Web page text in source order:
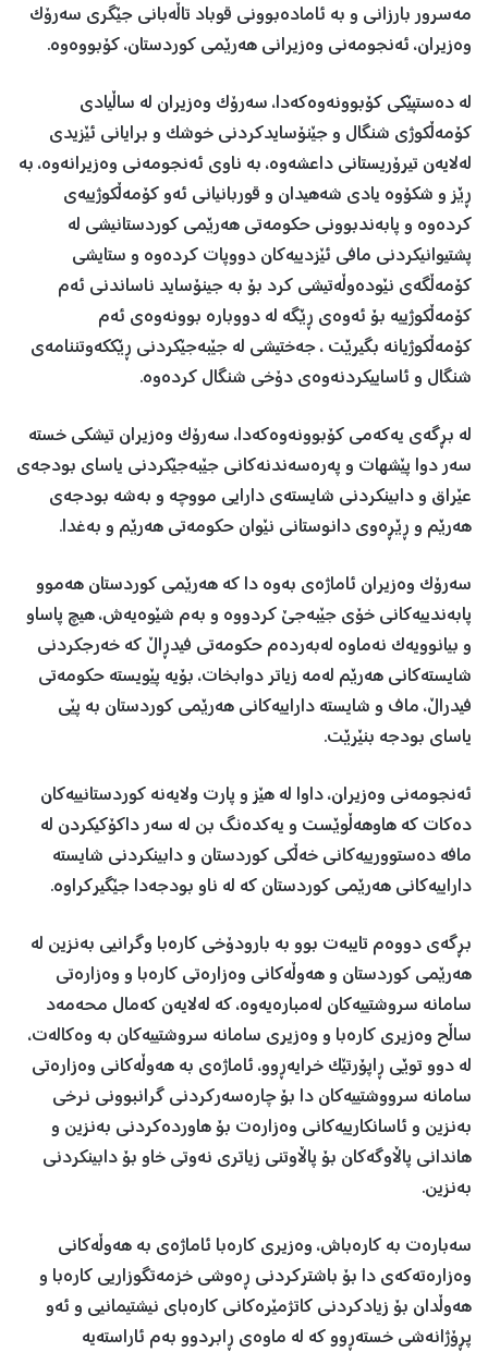
مەسرور بارزانی و بە ئامادەبوونی قوباد تاڵەبانی جێگری سەرۆک
وەزیران، ئەنجومەنی وەزیرانی هەرێمی کوردستان، کۆبووەوە.
لە دەستپێکی کۆبوونەوەکەدا، سەرۆک وەزیران لە ساڵیادی
کۆمەڵکوژی شنگال و جێنۆسایدکردنی خوشک و برایانی ئێزیدی
لەلایەن تیرۆریستانی داعشەوە، بە ناوی ئەنجومەنی وەزیرانەوە، بە
ڕێز و شکۆوە یادی شەهیدان و قوربانیانی ئەو کۆمەڵکوژییەی
کردەوە و پابەندبوونی حکومەتی هەرێمی کوردستانیشی لە
پشتیوانیکردنی مافی ئێزدییەکان دووپات کردەوە و ستایشی
کۆمەڵگەی نێودەوڵەتیشی کرد بۆ بە جینۆساید ناساندنی ئەم
کۆمەڵکوژییە بۆ ئەوەی ڕێگە لە دووبارە بوونەوەی ئەم
کۆمەڵکوژیانە بگیرێت ، جەختیشی لە جێبەجێکردنی ڕێککەوتننامەی
شنگال و ئاساییکردنەوەی دۆخی شنگال کردەوە.
لە بڕگەی یەکەمی کۆبوونەوەکەدا، سەرۆک وەزیران تیشکی خستە
سەر دوا پێشهات و پەرەسەندنەکانی جێبەجێکردنی یاسای بودجەی
عێراق و دابینکردنی شایستەی دارایی مووچە و بەشە بودجەی
هەرێم و ڕێڕەوی دانوستانی نێوان حکومەتی هەرێم و بەغدا.
سەرۆک وەزیران ئاماژەی بەوە دا کە هەرێمی کوردستان هەموو
پابەندییەکانی خۆی جێبەجێ کردووە و بەم شێوەیەش، هیچ پاساو
و بیانوویەک نەماوە لەبەردەم حکومەتی فیدڕاڵ کە خەرجکردنی
شایستەکانی هەرێم لەمە زیاتر دوابخات، بۆیە پێویستە حکومەتی
فیدراڵ، ماف و شایستە داراییەکانی هەرێمی کوردستان بە پێی
یاسای بودجە بنێرێت.
ئەنجومەنی وەزیران، داوا لە هێز و پارت ولایەنە کوردستانییەکان
دەکات کە هاوهەڵوێست و یەکدەنگ بن لە سەر داکۆکیکردن لە
مافە دەستوورییەکانی خەڵکی کوردستان و دابینکردنی شایستە
داراییەکانی هەرێمی کوردستان کە لە ناو بودجەدا جێگیرکراوە.
بڕگەی دووەم تایبەت بوو بە بارودۆخی کارەبا وگرانیی بەنزین لە
هەرێمی کوردستان و هەوڵەکانی وەزارەتی کارەبا و وەزارەتی
سامانە سروشتییەکان لەمبارەیەوە، کە لەلایەن كەمال محەمەد
ساڵح وەزیری کارەبا و وەزیری سامانە سروشتییەکان بە وەکالەت،
لە دوو توێی ڕاپۆرتێک خرایەڕوو، ئاماژەی بە هەوڵەکانی وەزارەتی
سامانە سرووشتییەکان دا بۆ چارەسەرکردنی گرانبوونی نرخی
بەنزین و ئاسانکارییەکانی وەزارەت بۆ هاوردەکردنی بەنزین و
هاندانی پاڵاوگەکان بۆ پاڵاوتنی زیاتری نەوتی خاو بۆ دابینکردنی
بەنزین.
سەبارەت بە کارەباش، وەزیری کارەبا ئاماژەی بە هەوڵەکانی
وەزارەتەکەی دا بۆ باشترکردنی ڕەوشی خزمەتگوزاریی کارەبا و
هەوڵدان بۆ زیادکردنی کاتژمێرەکانی کارەبای نیشتیمانیی و ئەو
پڕۆژانەشی خستەڕوو کە لە ماوەی ڕابردوو بەم ئاراستەیە